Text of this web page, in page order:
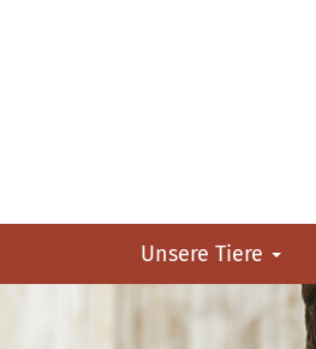
Unsere Tiere